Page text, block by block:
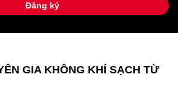
Đăng ký
GIA KHÔNG KHÍ SẠCH TỪ